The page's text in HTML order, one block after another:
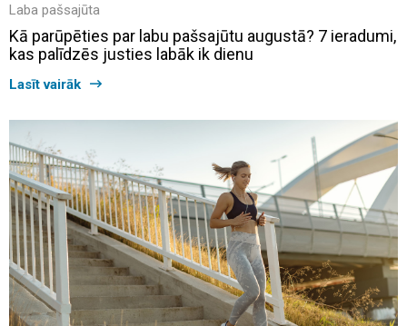
Laba pašsajūta
Kā parūpēties par labu pašsajūtu augustā? 7 ieradumi,
kas palīdzēs justies labāk ik dienu
Lasīt vairāk